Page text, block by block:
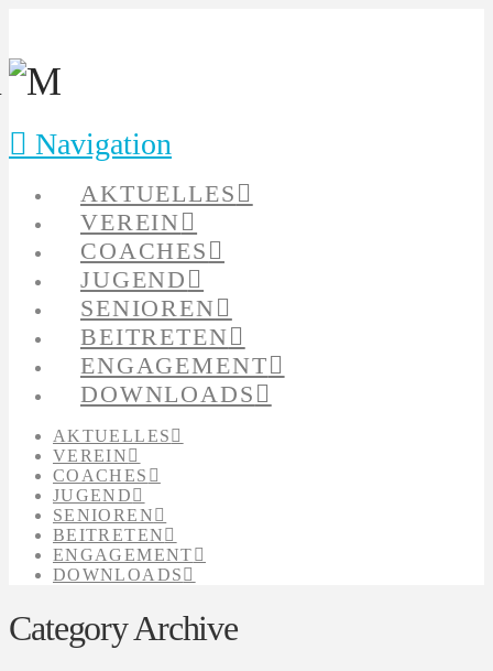
Navigation
AKTUELLES
VEREIN
COACHES
JUGEND
SENIOREN
BEITRETEN
ENGAGEMENT
DOWNLOADS
AKTUELLES
VEREIN
COACHES
JUGEND
SENIOREN
BEITRETEN
ENGAGEMENT
DOWNLOADS
Category Archive